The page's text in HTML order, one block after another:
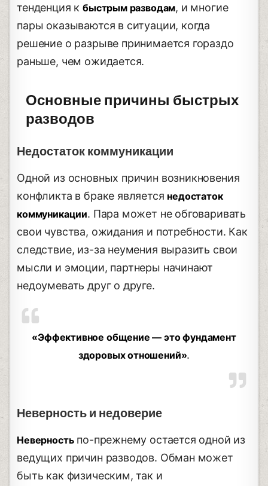
тенденция кбыстрым разводам, и многие
пары оказываются в ситуации, когда
решение о разрыве принимается гораздо
раньше, чем ожидается.
Основные причины быстрых
разводов
Недостаток коммуникации
Одной из основных причин возникновения
конфликта в браке является недостаток
коммуникации. Пара может не обговаривать
свои чувства, ожидания и потребности. Как
следствие, из-за неумения выразить свои
мысли и эмоции, партнеры начинают
недоумевать друг о друге.
«Эффективное общение — это фундамент
здоровых отношений».
Неверность и недоверие
Неверностьпо-прежнему остается одной из
ведущих причин разводов. Обман может
быть как физическим, так и